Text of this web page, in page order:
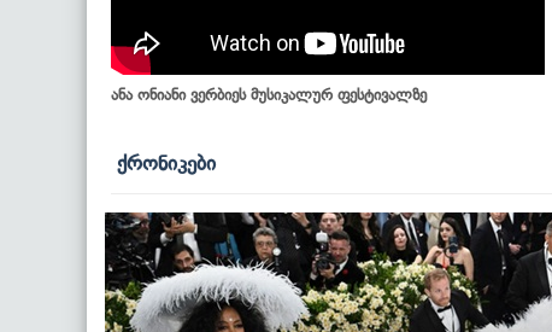
ანა ონიანი ვერბიეს მუსიკალურ ფესტივალზე
ქრონიკები